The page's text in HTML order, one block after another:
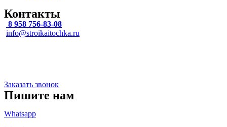
Контакты
8 958 756-83-08
info@stroikaitochka.ru
Заказать звонок
Пишите нам
Whatsapp